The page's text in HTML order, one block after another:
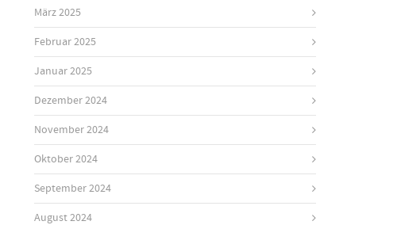
März 2025
Februar 2025
Januar 2025
Dezember 2024
November 2024
Oktober 2024
September 2024
August 2024